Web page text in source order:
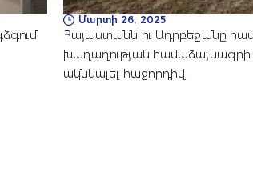
Մարտի 26, 2025
Հայաստանն ու Ադրբեջանը
խաղաղության համաձայնագրի
ակնկալել հաջորդիվ